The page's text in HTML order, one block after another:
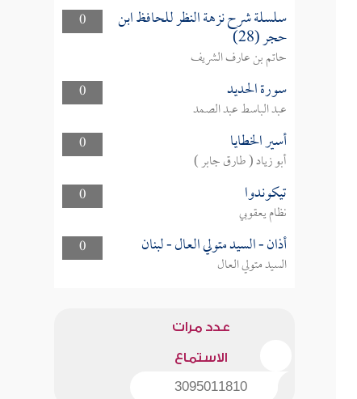
0
سلسلة شرح نزهة النظر للحافظ ابن
حجر (28)
حاتم بن عارف الشريف
0
سورة الحديد
عبد الباسط عبد الصمد
0
أسير الخطايا
أبو زياد ( طارق جابر )
0
تيكوندوا
نظام يعقوبي
0
أذان - السيد متولي العال - لبنان
السيد متولي العال
عدد مرات
الاستماع
3095011810